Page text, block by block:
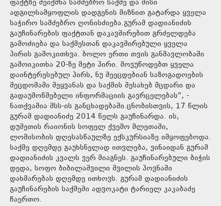
ფაქტზე შეიქმნა სამძებრო საქმე და მისი
ადგილსამყოფლის დადგენის მიზნით გატარდა ყველა
საჭირო სამძებრო ღონისძიება.გურამ დადიანიძის
გაუჩინარების ფაქტთან დაკავშირებით გრძელდება
გამოძიება და საქმესთან დაკავშირებული ყველა
პირის გამოკითხვა. ბოლო ერთი თვის განმავლობაში
გამოიკითხა 20-ზე მეტი პირი. მოვუწოდებთ ყველა
დაინტერესებულ პირს, ნუ შეეცდებიან საზოგადოების
შეცდომაში შეყვანას და საქმის შესახებ მცდარი და
გადაუმოწმებელი ინფორმაციის გავრცელებას”, -
ნათქვამია შსს-ის განცხადებაში.ცნობისთვის, 17 წლის
გურამ დადიანიძე 2014 წელს გაუჩინარდა. ის,
დუშეთის რაიონის სოფელ ქვემო მლეთაში,
ლომისობის დღესასწაულზე ექსკურსიაზე იმყოფებოდა.
საქმე დღემდე გაუხსნელად ითვლება, ვინაიდან გურამ
დადიანიძის კვალს ვერ მიაგნეს. გაუჩინარებული ბიჭის
დედა, სოფო ბიბილაშვილი შვილის პოვნაში
დახმარებას დღემდე ითხოვს. გურამ დადიანიძის
გაუჩინარების საქმეში ადვოკატი ტარიელ კაკაბაძე
ჩაერთო.